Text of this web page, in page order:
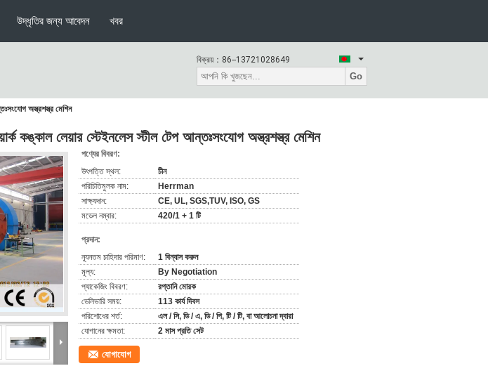
উদ্ধৃতির জন্য আবেদন খবর
বিক্রয়： 86--13721028649
Go
অস্ত্রশস্ত্র মেশিন
কঙ্কাল লেয়ার স্টেইনলেস স্টীল টেপ আন্তঃসংযোগ অস্ত্রশস্ত্র মেশিন
পণ্যের বিবরণ:
উৎপত্তি স্থল:
চীন
পরিচিতিমুলক নাম:
Herrman
সাক্ষ্যদান:
CE, UL, SGS,TUV, ISO, GS
মডেল নম্বার:
420/1 + 1 টি
প্রদান:
ন্যূনতম চাহিদার পরিমাণ:
1 বিন্যাস করুন
মূল্য:
By Negotiation
প্যাকেজিং বিবরণ:
রপ্তানি মোরক
ডেলিভারি সময়:
113 কার্য দিবস
পরিশোধের শর্ত:
এল / সি, ডি / এ, ডি / পি, টি / টি, বা আলোচনা দ্বারা
যোগানের ক্ষমতা:
2 মাস প্রতি সেট
যোগাযোগ